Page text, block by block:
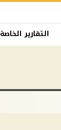
التقارير الخاصة